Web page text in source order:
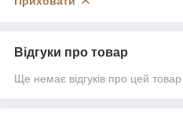
Відгуки про товар
Ще немає відгуків про цей товар